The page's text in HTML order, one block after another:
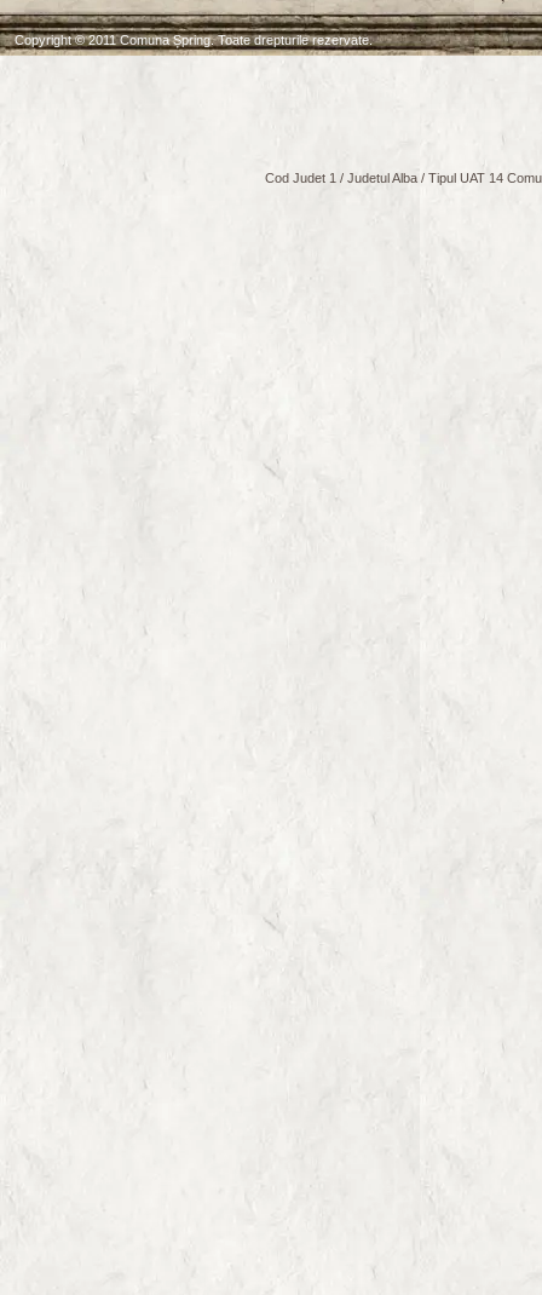
Copyright © 2011 Comuna Șpring. Toate drepturile rezervate.
Cod Judet 1 / Judetul Alba / Tipul UAT 14